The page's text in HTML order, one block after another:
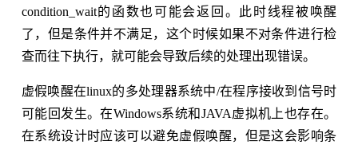
condition_wait的函数也可能会返回。此时线程被唤醒
了，但是条件并不满足，这个时候如果不对条件进行检
查而往下执行，就可能会导致后续的处理出现错误。
虚假唤醒在linux的多处理器系统中/在程序接收到信号时
可能回发生。在Windows系统和JAVA虚拟机上也存在。
在系统设计时应该可以避免虚假唤醒，但是这会影响条